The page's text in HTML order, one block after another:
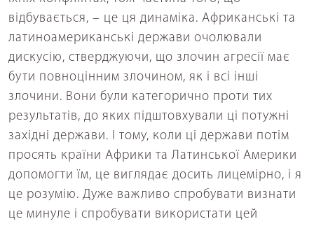
відбувається, – це ця динаміка. Африканські та
латиноамериканські держави очолювали
дискусію, стверджуючи, що злочин агресії має
бути повноцінним злочином, як і всі інші
злочини. Вони були категорично проти тих
результатів, до яких підштовхували ці потужні
західні держави. І тому, коли ці держави потім
просять країни Африки та Латинської Америки
допомогти їм, це виглядає досить лицемірно, і я
це розумію. Дуже важливо спробувати визнати
це минуле і спробувати використати цей